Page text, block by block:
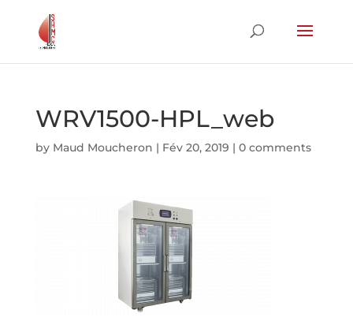
WRV1500-HPL_web
by Maud Moucheron | Fév 20, 2019 | 0 comments